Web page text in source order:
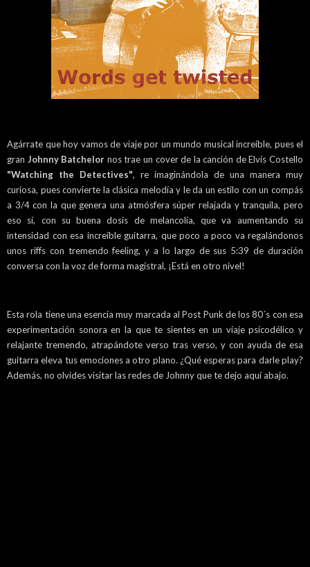
Agárrate que hoy vamos de viaje por un mundo musical increíble, pues el
gran Johnny Batchelor nos trae un cover de la canción de Elvis Costello
"Watching the Detectives", re imaginándola de una manera muy
curiosa, pues convierte la clásica melodía y le da un estilo con un compás
a 3/4 con la que genera una atmósfera súper relajada y tranquila, pero
eso sí, con su buena dosis de melancolía, que va aumentando su
intensidad con esa increíble guitarra, que poco a poco va regalándonos
unos riffs con tremendo feeling, y a lo largo de sus 5:39 de duración
conversa con la voz de forma magistral, ¡Está en otro nivel!
Esta rola tiene una esencia muy marcada al Post Punk de los 80´s con esa
experimentación sonora en la que te sientes en un viaje psicodélico y
relajante tremendo, atrapándote verso tras verso, y con ayuda de esa
guitarra eleva tus emociones a otro plano. ¿Qué esperas para darle play?
Además, no olvides visitar las redes de Johnny que te dejo aquí abajo.